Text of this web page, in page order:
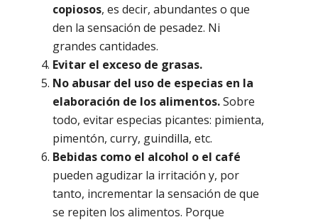
copiosos, es decir, abundantes o que
den la sensación de pesadez. Ni
grandes cantidades.
Evitar el exceso de grasas.
No abusar del uso de especias en la
elaboración de los alimentos.Sobre
todo, evitar especias picantes: pimienta,
pimentón, curry, guindilla, etc.
Bebidas como el alcohol o el café
pueden agudizar la irritación y, por
tanto, incrementar la sensación de que
se repiten los alimentos. Porque